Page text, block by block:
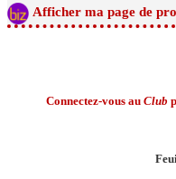
Afficher ma page de
Connectez-vous au Club